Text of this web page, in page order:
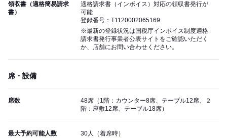
領収書（適格簡易請求
書）
適格請求書（インボイス）対応の領収書発行が
可能
登録番号：T1120002065169
※最新の登録状況は国税庁インボイス制度適格
請求書発行事業者公表サイトをご確認いただく
か、店舗にお問い合わせください。
席・設備
席数
48席（1階：カウンター8席、テーブル12席、２
階：座敷12席、テーブル18席）
最大予約可能人数 30人（着席時）